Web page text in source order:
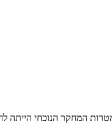
המחקר הנוכחי הייתה